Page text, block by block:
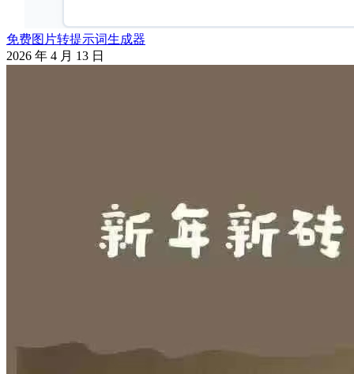
免费图片转提示词生成器
2026 年 4 月 13 日